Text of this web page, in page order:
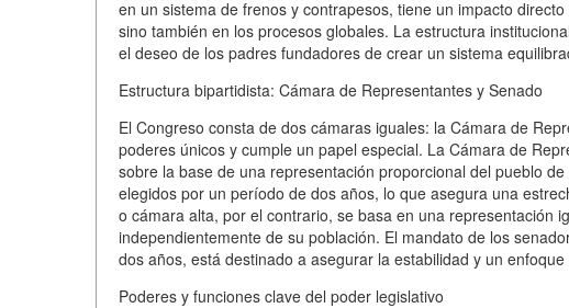
en un sistema de frenos y contrapesos, tiene un impacto
sino también en los procesos globales. La estructura
el deseo de los padres fundadores de crear un sistema
Estructura bipartidista: Cámara de Representantes y Senado
El Congreso consta de dos cámaras iguales: la Cámara de
poderes únicos y cumple un papel especial. La Cámara de
sobre la base de una representación proporcional del pueblo
elegidos por un período de dos años, lo que asegura una
o cámara alta, por el contrario, se basa en una representación
independientemente de su población. El mandato de los
dos años, está destinado a asegurar la estabilidad y un
Poderes y funciones clave del poder legislativo